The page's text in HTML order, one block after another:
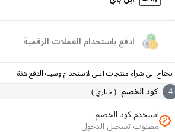
ادفع باستخدام العملات الرقمية
تحتاج الى شراء منتجات أعلى لاستخدام وسيله الدفع هذة
4 كود الخصم ( خياري )
استخدم كود الخصم
مطلوب تسجيل الدخول